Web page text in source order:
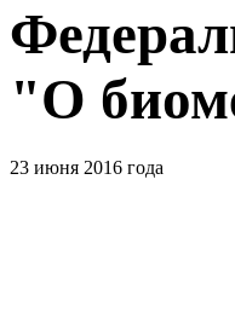
"О
23 июня 2016 года